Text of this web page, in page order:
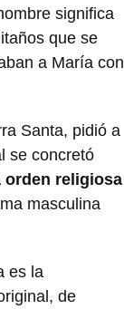
significa
que se
a María con
Santa, pidió a
se concretó
orden religiosa
masculina
es la
de